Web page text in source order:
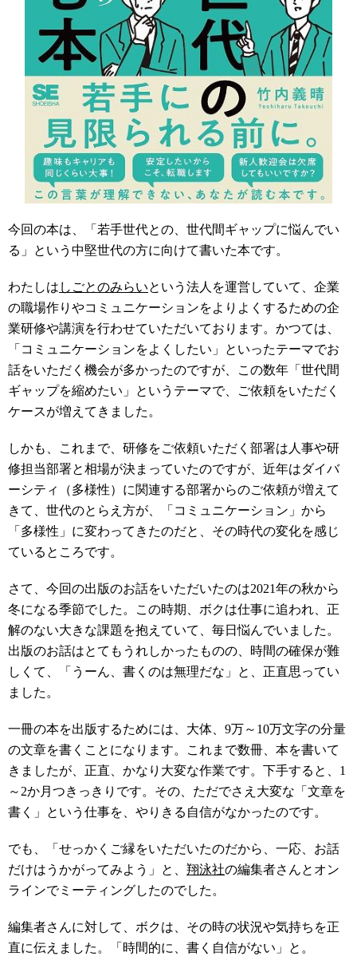
今回の本は、「若手世代との、世代間ギャップに悩んでい
る」という中堅世代の方に向けて書いた本です。
わたしは しごとのみらいという法人を運営していて、企業
の職場作りやコミュニケーションをよりよくするための企
業研修や講演を行わせていただいております。かつては、
「コミュニケーションをよくしたい」といったテーマでお
話をいただく機会が多かったのですが、この数年「世代間
ギャップを縮めたい」というテーマで、ご依頼をいただく
ケースが増えてきました。
しかも、これまで、研修をご依頼いただく部署は人事や研
修担当部署と相場が決まっていたのですが、近年はダイバ
ーシティ（多様性）に関連する部署からのご依頼が増えて
きて、世代のとらえ方が、「コミュニケーション」から
「多様性」に変わってきたのだと、その時代の変化を感じ
ているところです。
さて、今回の出版のお話をいただいたのは2021年の秋から
冬になる季節でした。この時期、ボクは仕事に追われ、正
解のない大きな課題を抱えていて、毎日悩んでいました。
出版のお話はとてもうれしかったものの、時間の確保が難
しくて、「うーん、書くのは無理だな」と、正直思ってい
ました。
一冊の本を出版するためには、大体、9万～10万文字の分量
の文章を書くことになります。これまで数冊、本を書いて
きましたが、正直、かなり大変な作業です。下手すると、1
～2か月つきっきりです。その、ただでさえ大変な「文章を
書く」という仕事を、やりきる自信がなかったのです。
でも、「せっかくご縁をいただいたのだから、一応、お話
だけはうかがってみよう」と、 翔泳社の編集者さんとオン
ラインでミーティングしたのでした。
編集者さんに対して、ボクは、その時の状況や気持ちを正
直に伝えました。「時間的に、書く自信がない」と。